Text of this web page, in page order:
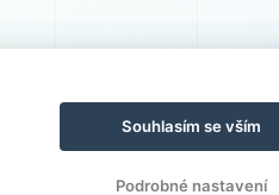
Souhlasím se vším
Podrobné nastavení